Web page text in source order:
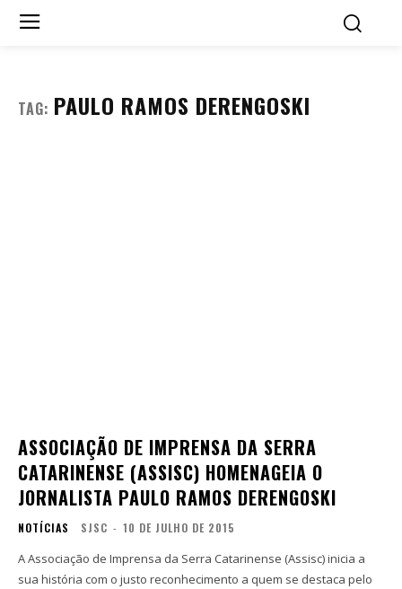
TAG: PAULO RAMOS DERENGOSKI
ASSOCIAÇÃO DE IMPRENSA DA SERRA
CATARINENSE (ASSISC) HOMENAGEIA O
JORNALISTA PAULO RAMOS DERENGOSKI
NOTÍCIAS SJSC - 10 DE JULHO DE 2015
A Associação de Imprensa da Serra Catarinense (Assisc) inicia a
sua história com o justo reconhecimento a quem se destaca pelo